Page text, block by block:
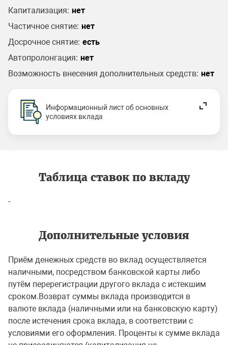
Капитализация: нет
Частичное снятие: нет
Досрочное снятие: есть
Автопролонгация: нет
Возможность внесения дополнительных средств: нет
Информационный лист об основных
условиях вклада
Таблица ставок по вкладу
-
Дополнительные условия
Приём денежных средств во вклад осуществляется
наличными, посредством банковской карты либо
путём перерегистрации другого вклада с истекшим
сроком.Возврат суммы вклада производится в
валюте вклада (наличными или на банковскую карту)
после истечения срока вклада, в соответствии с
условиями его оформления. Проценты к сумме вклада